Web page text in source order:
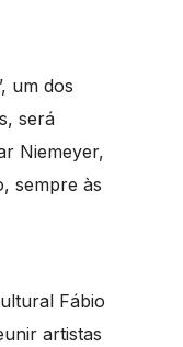
um dos
será
Niemeyer,
sempre às
Fábio
artistas